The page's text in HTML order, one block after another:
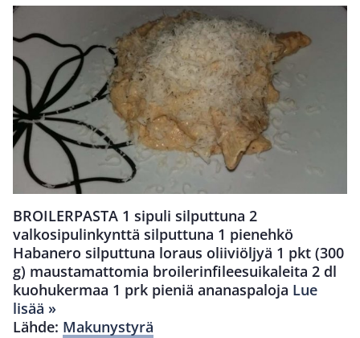
BROILERPASTA 1 sipuli silputtuna 2
valkosipulinkynttä silputtuna 1 pienehkö
Habanero silputtuna loraus oliiviöljyä 1 pkt (300
g) maustamattomia broilerinfileesuikaleita 2 dl
kuohukermaa 1 prk pieniä ananaspaloja Lue
lisää »
Lähde: Makunystyrä